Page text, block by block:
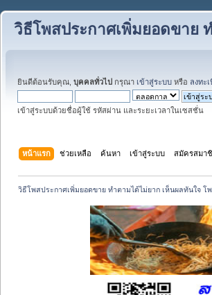
วิธีโพสประกาศเพิ่มยอดขาย
ยินดีต้อนรับคุณ, บุคคลทั่วไป กรุณา เข้าสู่ระบบ หรือ ลงทะ
เข้าสู่ระบบด้วยชื่อผู้ใช้ รหัสผ่าน และระยะเวลาในเซสชั่น
หน้าแรก ช่วยเหลือ ค้นหา เข้าสู่ระบบ สมัครสมา
วิธีโพสประกาศเพิ่มยอดขาย ทำตามได้ไม่ยาก เห็นผลทันใจ โ